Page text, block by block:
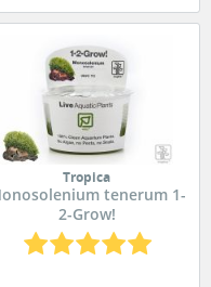
Tropica
tenerum 1-
2-Grow!